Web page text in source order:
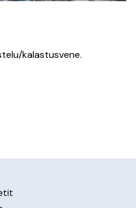
kalastusvene.